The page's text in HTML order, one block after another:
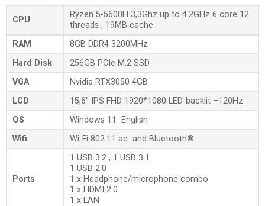
CPU
Ryzen 5-5600H 3,3Ghz up to 4.2GHz 6 core 12
threads , 19MB cache.
RAM
8GB DDR4 3200MHz
Hard Disk
256GB PCIe M.2 SSD
VGA
Nvidia RTX3050 4GB
LCD
15,6″ IPS FHD 1920*1080 LED-backlit –120Hz
OS
Windows 11 English
Wifi
Wi-Fi 802.11 ac and Bluetooth®
Ports
1 USB 3.2 , 1 USB 3.1
1 USB 2.0
1 x Headphone/microphone combo
1 x HDMI 2.0
1 x LAN